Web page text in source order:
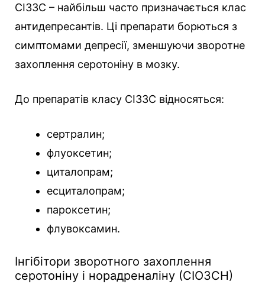
СІЗЗС – найбільш часто призначається клас
антидепресантів. Ці препарати борються з
симптомами депресії, зменшуючи зворотне
захоплення серотоніну в мозку.
До препаратів класу СІЗЗС відносяться:
сертралин;
флуоксетин;
циталопрам;
есциталопрам;
пароксетин;
флувоксамин.
Інгібітори зворотного захоплення
серотоніну і норадреналіну (СІОЗСН)